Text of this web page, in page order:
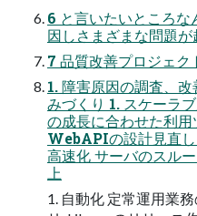
6 と言いたいところな
因しさまざまな問題
7 品質改善プロジェ
1. 障害原因の調査、
みづくり 1. スケーラ
の成長に合わせた利
WebAPIの設計見直
高速化 サーバのスル
上
1. 自動化 定常運用業